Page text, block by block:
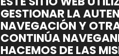
GESTIONAR LA
NAVEGACIÓN Y
CONTINÚA
HACEMOS DE LAS